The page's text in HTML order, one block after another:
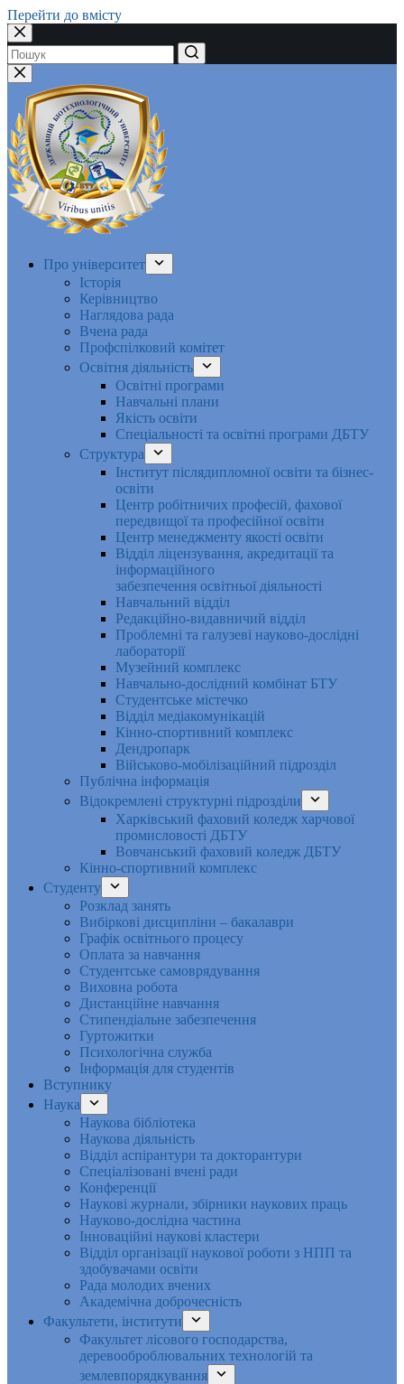
Перейти до вмісту
Немає
результатів
Про університет
Історія
Керівництво
Наглядова рада
Вчена рада
Профспілковий комітет
Освітня діяльність
Освітні програми
Навчальні плани
Якість освіти
Спеціальності та освітні програми ДБТУ
Структура
Інститут післядипломної освіти та бізнес-
освіти
Центр робітничих професій, фахової
передвищої та професійної освіти
Центр менеджменту якості освіти
Відділ ліцензування, акредитації та
інформаційного
забезпечення освітньої діяльності
Навчальний відділ
Редакційно-видавничий відділ
Проблемні та галузеві науково-дослідні
лабораторії
Музейний комплекс
Навчально-дослідний комбінат БТУ
Студентське містечко
Відділ медіакомунікацій
Кінно-спортивний комплекс
Дендропарк
Військово-мобілізаційний підрозділ
Публічна інформація
Відокремлені структурні підрозділи
Харківський фаховий коледж харчової
промисловості ДБТУ
Вовчанський фаховий коледж ДБТУ
Кінно-спортивний комплекс
Студенту
Розклад занять
Вибіркові дисципліни – бакалаври
Графік освітнього процесу
Оплата за навчання
Студентське самоврядування
Виховна робота
Дистанційне навчання
Стипендіальне забезпечення
Гуртожитки
Психологічна служба
Інформація для студентів
Вступнику
Наука
Наукова бібліотека
Наукова діяльність
Відділ аспірантури та докторантури
Спеціалізовані вчені ради
Конференції
Наукові журнали, збірники наукових праць
Науково-дослідна частина
Інноваційні наукові кластери
Відділ організації наукової роботи з НПП та
здобувачами освіти
Рада молодих вчених
Академічна доброчесність
Факультети, інститути
Факультет лісового господарства,
деревооброблювальних технологій та
землевпорядкування